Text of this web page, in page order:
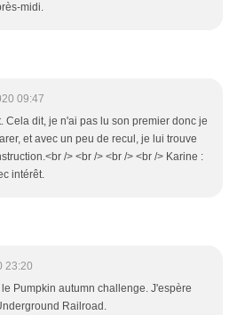
midi.
09:47
Cela dit, je n'ai pas lu son premier donc je
et avec un peu de recul, je lui trouve
/> <br /> <br /> <br /> Karine :
intérêt.
23:20
Pumpkin autumn challenge. J'espère
Railroad.